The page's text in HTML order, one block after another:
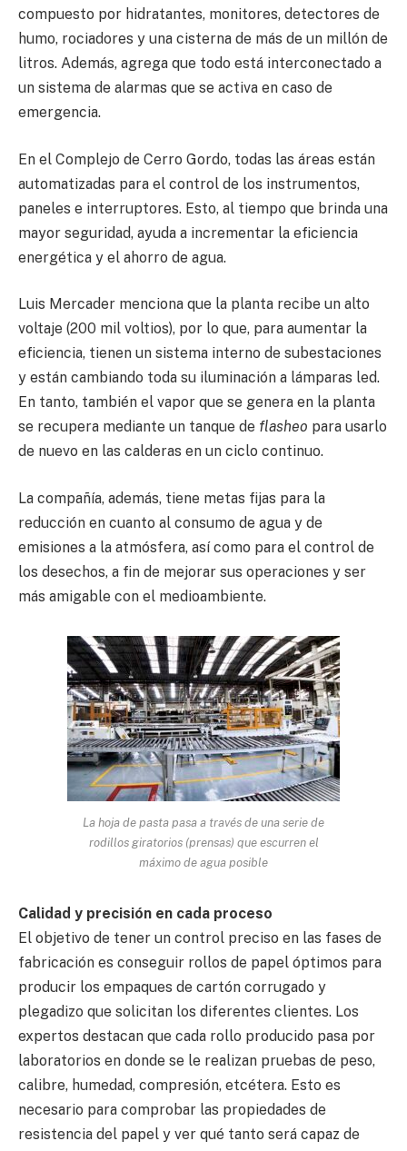
compuesto por hidratantes, monitores, detectores de
humo, rociadores y una cisterna de más de un millón de
litros. Además, agrega que todo está interconectado a
un sistema de alarmas que se activa en caso de
emergencia.
En el Complejo de Cerro Gordo, todas las áreas están
automatizadas para el control de los instrumentos,
paneles e interruptores. Esto, al tiempo que brinda una
mayor seguridad, ayuda a incrementar la eficiencia
energética y el ahorro de agua.
Luis Mercader menciona que la planta recibe un alto
voltaje (200 mil voltios), por lo que, para aumentar la
eficiencia, tienen un sistema interno de subestaciones
y están cambiando toda su iluminación a lámparas led.
En tanto, también el vapor que se genera en la planta
se recupera mediante un tanque de flasheo para usarlo
de nuevo en las calderas en un ciclo continuo.
La compañía, además, tiene metas fijas para la
reducción en cuanto al consumo de agua y de
emisiones a la atmósfera, así como para el control de
los desechos, a fin de mejorar sus operaciones y ser
más amigable con el medioambiente.
La hoja de pasta pasa a través de una serie de
rodillos giratorios (prensas) que escurren el
máximo de agua posible
Calidad y precisión en cada proceso
El objetivo de tener un control preciso en las fases de
fabricación es conseguir rollos de papel óptimos para
producir los empaques de cartón corrugado y
plegadizo que solicitan los diferentes clientes. Los
expertos destacan que cada rollo producido pasa por
laboratorios en donde se le realizan pruebas de peso,
calibre, humedad, compresión, etcétera. Esto es
necesario para comprobar las propiedades de
resistencia del papel y ver qué tanto será capaz de